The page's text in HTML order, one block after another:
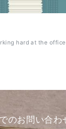
hard at the
のお問い合わ